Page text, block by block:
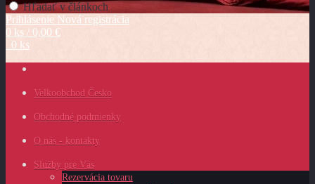
Hľadať v článkoch
Prihlásenie Nová registrácia
0 ks / 0,00 €
0 ks
Velkoobchod Česko
Obchodné podmienky
O nás - kontakty
Služby pre Vás
Rezervácia tovaru